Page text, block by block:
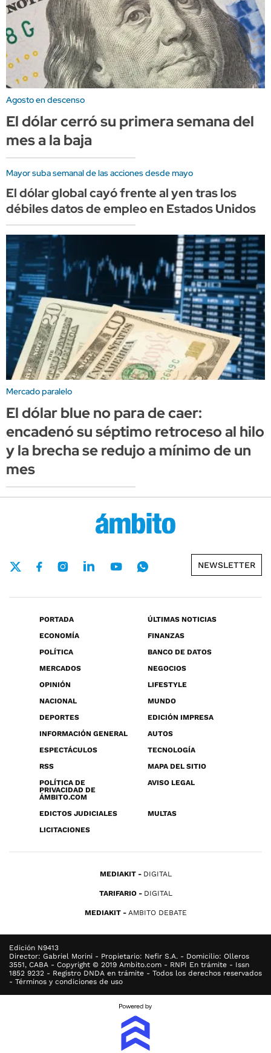
Agosto en descenso
El dólar cerró su primera semana del
mes a la baja
Mayor suba semanal de las acciones desde mayo
El dólar global cayó frente al yen tras los
débiles datos de empleo en Estados Unidos
Mercado paralelo
El dólar blue no para de caer:
encadenó su séptimo retroceso al hilo
y la brecha se redujo a mínimo de un
mes
NEWSLETTER
PORTADA
ÚLTIMAS NOTICIAS
ECONOMÍA
FINANZAS
POLÍTICA
BANCO DE DATOS
MERCADOS
NEGOCIOS
OPINIÓN
LIFESTYLE
NACIONAL
MUNDO
DEPORTES
EDICIÓN IMPRESA
INFORMACIÓN GENERAL
AUTOS
ESPECTÁCULOS
TECNOLOGÍA
RSS
MAPA DEL SITIO
POLÍTICA DE
PRIVACIDAD DE
ÁMBITO.COM
AVISO LEGAL
EDICTOS JUDICIALES
MULTAS
LICITACIONES
MEDIAKIT DIGITAL
TARIFARIO DIGITAL
MEDIAKIT AMBITO DEBATE
Edición N9413
Director: Gabriel Morini - Propietario: Nefir S.A. - Domicilio: Olleros
3551, CABA - Copyright © 2019 Ambito.com - RNPI En trámite - Issn
1852 9232 - Registro DNDA en trámite - Todos los derechos reservados
- Términos y condiciones de uso